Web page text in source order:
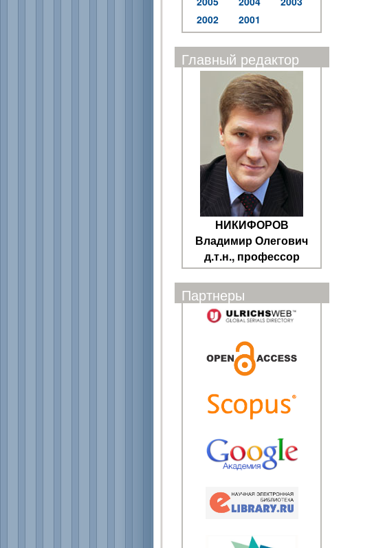
2002
2001
Главный редактор
НИКИФОРОВ
Владимир Олегович
д.т.н., профессор
Партнеры